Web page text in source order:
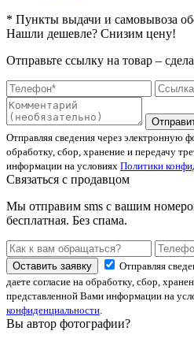
* Пункты выдачи и самовывоза
Нашли дешевле? Снизим цену!
Отправьте ссылку на товар –
Отправляя сведения через электронную
обработку, сбор, хранение и передачу
информации на условиях Политики
Связаться с продавцом
Мы отправим sms с вашим
бесплатная. Без спама.
Оставить заявку
Отправляя
даете согласие на обработку, сбор,
представленной Вами информации на
конфиденциальности
Вы автор фотографии?